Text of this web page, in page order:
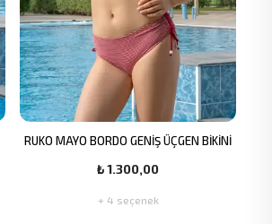
RUKO MAYO BORDO GENİŞ ÜÇGEN BİKİNİ
₺ 1.300,00
+ 4 seçenek